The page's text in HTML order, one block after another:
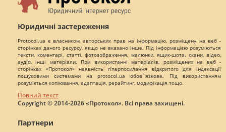
Юридичні застереження
Protocol.ua є власником авторських прав на інформацію, розміщену на веб -
сторінках даного ресурсу, якщо не вказано інше. Під інформацією розуміються
тексти, коментарі, статті, фотозображення, малюнки, ящик-шота, скани, відео,
аудіо, інші матеріали. При використанні матеріалів, розміщених на веб -
сторінках «Протокол» наявність гіперпосилання відкритого для індексації
пошуковими системами на protocol.ua обов`язкове. Під використанням
розуміється копіювання, адаптація, рерайтинг, модифікація тощо.
Повний текст
Copyright © 2014-2026 «Протокол». Всі права захищені.
Партнери